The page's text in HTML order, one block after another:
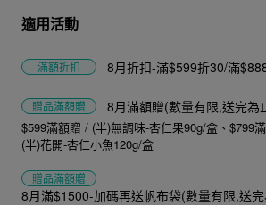
適用活動
滿額折扣 8月折扣-滿$599折30/滿
贈品滿額贈 8月滿額贈(數量有限,送完為
$599滿額贈 / (半)無調味-杏仁果90g/盒
$799
(半)花開-杏仁小魚120g/盒
贈品滿額贈
8月滿$1500-加碼再送帆布袋(數量有限,送